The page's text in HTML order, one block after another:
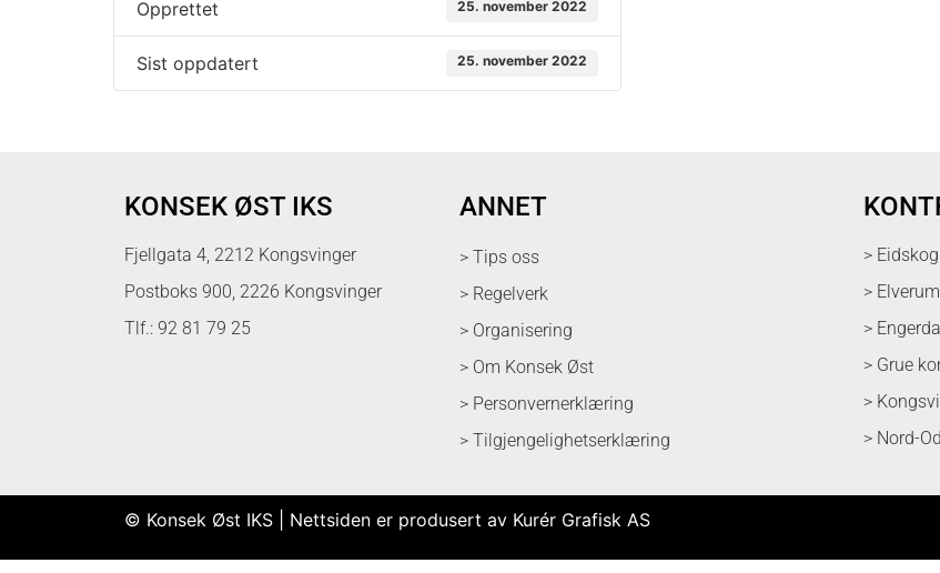
Opprettet 25. november 2022
Sist oppdatert 25. november 2022
KONSEK ØST IKS
Fjellgata 4, 2212 Kongsvinger
Postboks 900, 2226 Kongsvinger
Tlf.: 92 81 79 25
ANNET
> Tips oss
> Regelverk
> Organisering
> Om Konsek Øst
> Personvernerklæring
> Tilgjengelighetserklæring
>
>
>
> Grue
>
> Nord-
© Konsek Øst IKS | Nettsiden er produsert av Kurér Grafisk AS